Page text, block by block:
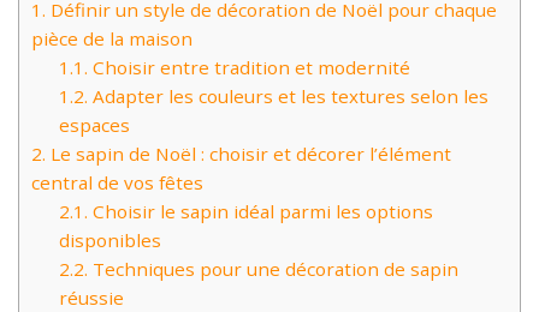
1. Définir un style de décoration de Noël pour chaque
pièce de la maison
1.1. Choisir entre tradition et modernité
1.2. Adapter les couleurs et les textures selon les
espaces
2. Le sapin de Noël : choisir et décorer l’élément
central de vos fêtes
2.1. Choisir le sapin idéal parmi les options
disponibles
2.2. Techniques pour une décoration de sapin
réussie